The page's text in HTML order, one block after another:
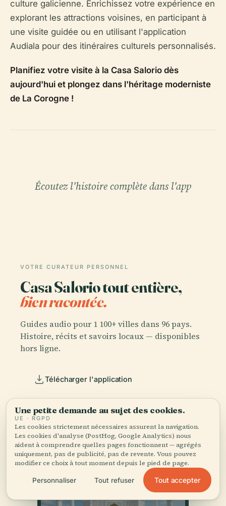
culture galicienne. Enrichissez votre expérience en
explorant les attractions voisines, en participant à
une visite guidée ou en utilisant l'application
Audiala pour des itinéraires culturels personnalisés.
Planifiez votre visite à la Casa Salorio dès
aujourd'hui et plongez dans l'héritage moderniste
de La Corogne !
Écoutez l'histoire complète dans l'app
VOTRE CURATEUR PERSONNEL
Casa Salorio tout entière,
bien racontée.
Guides audio pour 1 100+ villes dans 96 pays.
Histoire, récits et savoirs locaux — disponibles
hors ligne.
Télécharger l'application
Rejoignez 50 000+ voyageurs
Une petite demande au sujet des cookies.
UE · RGPD
Les cookies strictement nécessaires assurent la navigation.
Les cookies d'analyse (PostHog, Google Analytics) nous
aident à comprendre quelles pages fonctionnent — agrégés
uniquement, pas de publicité, pas de revente. Vous pouvez
modifier ce choix à tout moment depuis le pied de page.
Personnaliser Tout refuser Tout accepter